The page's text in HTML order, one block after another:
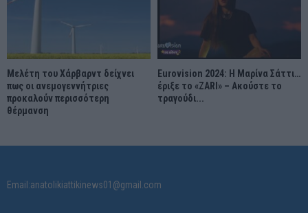
Μελέτη του Χάρβαρντ δείχνει
πως οι ανεμογεννήτριες
προκαλούν περισσότερη
θέρμανση
Eurovision 2024: Η Μαρίνα Σάττι…
έριξε το «ZARI» – Ακούστε το
τραγούδι...
Email:anatolikiattikinews01@gmail.com